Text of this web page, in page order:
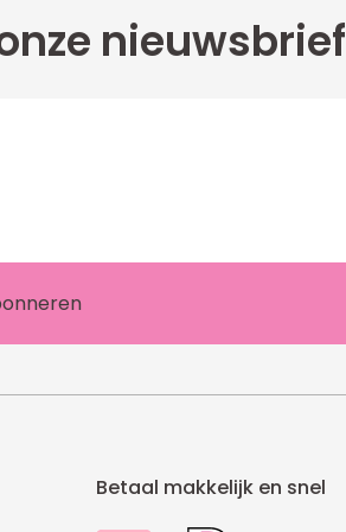
nieuwsbrief
Betaal makkelijk en snel